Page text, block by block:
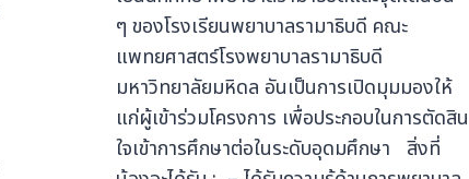
ๆ ของโรงเรียนพยาบาลรามาธิบดี คณะ
แพทยศาสตร์โรงพยาบาลรามาธิบดี
มหาวิทยาลัยมหิดล อันเป็นการเปิดมุมมองให้
แก่ผู้เข้าร่วมโครงการ เพื่อประกอบในการตัดสิน
ใจเข้าการศึกษาต่อในระดับอุดมศึกษา สิ่งที่